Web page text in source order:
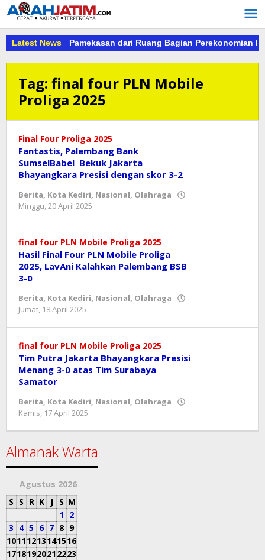
Lewati
ke
konten
Latest News
Kejari Pamekasan dari Ruang Bagian Perekonomian
Tag: final four PLN Mobile
Proliga 2025
Final Four Proliga 2025
Fantastis, Palembang Bank
SumselBabel Bekuk Jakarta
Bhayangkara Presisi dengan skor 3-2
Berita, Kota Kediri, Nasional, Olahraga
Minggu, 20 April 2025
final four PLN Mobile Proliga 2025
Hasil Final Four PLN Mobile Proliga
2025, LavAni Kalahkan Palembang BSB
3-0
Berita, Kota Kediri, Nasional, Olahraga
Jumat, 18 April 2025
final four PLN Mobile Proliga 2025
Tim Putra Jakarta Bhayangkara Presisi
Menang 3-0 atas Tim Surabaya
Samator
Berita, Kota Kediri, Nasional, Olahraga
Kamis, 17 April 2025
Almanak Warta
Agustus 2026
S S R K J S M
1 2
3 4 5 6 7 8 9
10111213141516
17181920212223